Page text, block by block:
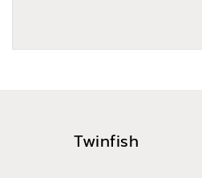
Twinfish